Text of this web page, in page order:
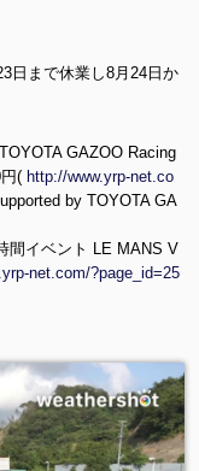
日まで休業し8月24日か
GAZOO Racing
( http://www.yrp-net.co
by TOYOTA GA
間イベント LE MANS V
net.com/?page_id=25